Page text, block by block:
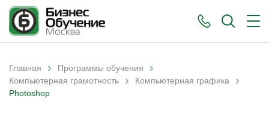
Вы здесь
Главная › Программы обучения ›
Компьютерная грамотность › Компьютерная графика ›
Photoshop